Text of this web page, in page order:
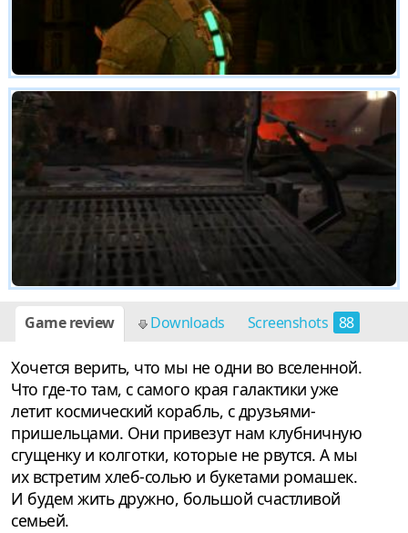
Game review Downloads Screenshots 88
Хочется верить, что мы не одни во вселенной.
Что где-то там, с самого края галактики уже
летит космический корабль, с друзьями-
пришельцами. Они привезут нам клубничную
сгущенку и колготки, которые не рвутся. А мы
их встретим хлеб-солью и букетами ромашек.
И будем жить дружно, большой счастливой
семьей.